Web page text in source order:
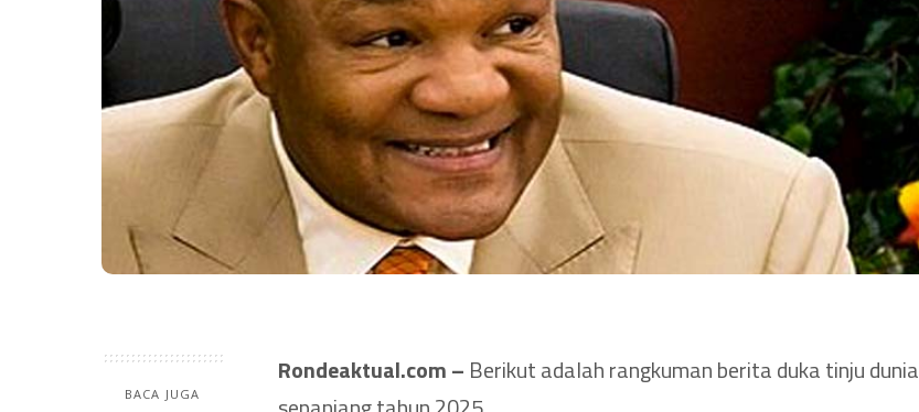
BACA JUGA
Rondeaktual.com – Berikut adalah rangkuman berita duka tinju dunia